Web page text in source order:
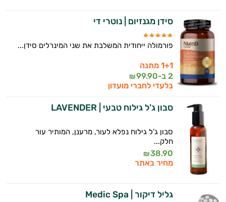
סידן מגנזיום | נוטרי די
פורמולה ייחודית המשלבת את שני המינרלים סידן...
1+1 מתנה
2 ב-
99.90
₪
בלעדי לחברי מועדון
סבון ג’ל גילוח טבעי | LAVENDER
סבון ג’ל גילוח נפלא לעור, מרענן, המותיר עור
חלק...
38.90
₪
מחיר באתר
גליל דיקור | Medic Spa